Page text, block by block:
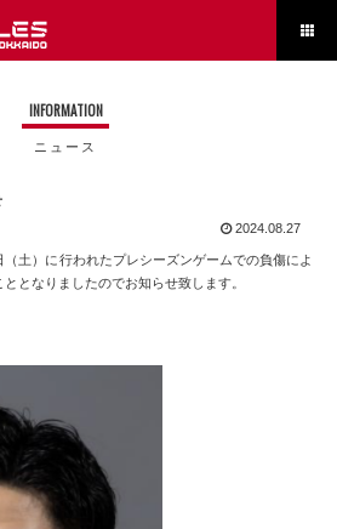

INFORMATION
ニュース
2024.08.27
土）に行われたプレシーズンゲームでの負傷によ
となりましたのでお知らせ致します。